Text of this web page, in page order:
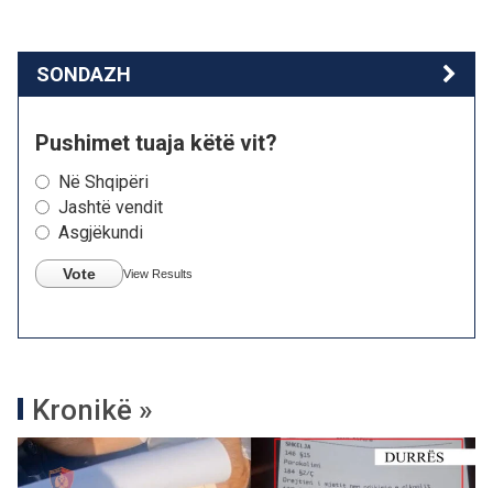
SONDAZH
Pushimet tuaja këtë vit?
Në Shqipëri
Jashtë vendit
Asgjëkundi
Vote View Results
Kronikë »